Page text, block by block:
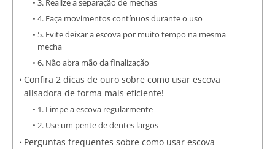
3. Realize a separação de mechas
4. Faça movimentos contínuos durante o uso
5. Evite deixar a escova por muito tempo na mesma
mecha
6. Não abra mão da finalização
Confira 2 dicas de ouro sobre como usar escova
alisadora de forma mais eficiente!
1. Limpe a escova regularmente
2. Use um pente de dentes largos
Perguntas frequentes sobre como usar escova